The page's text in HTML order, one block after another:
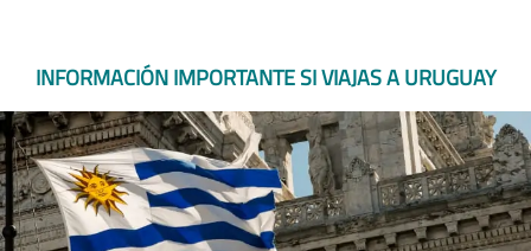
INFORMACIÓN IMPORTANTE SI VIAJAS A URUGUAY